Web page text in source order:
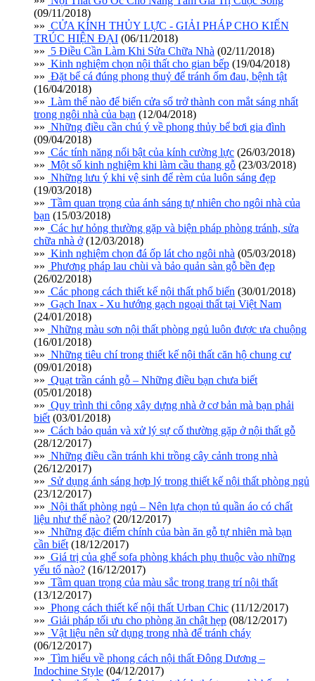
(09/11/2018)
»» CỬA KÍNH THỦY LỰC - GIẢI PHÁP CHO KIẾN
TRÚC HIỆN ĐẠI (06/11/2018)
»» 5 Điều Cần Làm Khi Sửa Chữa Nhà (02/11/2018)
»» Kinh nghiệm chọn nội thất cho gian bếp (19/04/2018)
»» Đặt bể cá đúng phong thuỷ để tránh ốm đau, bệnh tật
(16/04/2018)
»» Làm thế nào để biến cửa sổ trở thành con mắt sáng nhất
trong ngôi nhà của bạn (12/04/2018)
»» Những điều cần chú ý về phong thủy bể bơi gia đình
(09/04/2018)
»» Các tính năng nổi bật của kính cường lực (26/03/2018)
»» Một số kinh nghiệm khi làm cầu thang gỗ (23/03/2018)
»» Những lưu ý khi vệ sinh để rèm của luôn sáng đẹp
(19/03/2018)
»» Tầm quan trọng của ánh sáng tự nhiên cho ngôi nhà của
bạn (15/03/2018)
»» Các hư hỏng thường gặp và biện pháp phòng tránh, sửa
chữa nhà ở(12/03/2018)
»» Kinh nghiệm chọn đá ốp lát cho ngôi nhà (05/03/2018)
»» Phương pháp lau chùi và bảo quản sàn gỗ bền đẹp
(26/02/2018)
»» Các phong cách thiết kế nội thất phổ biến (30/01/2018)
»» Gạch Inax - Xu hướng gạch ngoại thất tại Việt Nam
(24/01/2018)
»» Những màu sơn nội thất phòng ngủ luôn được ưa chuộng
(16/01/2018)
»» Những tiêu chí trong thiết kế nội thất căn hộ chung cư
(09/01/2018)
»» Quạt trần cánh gỗ – Những điều bạn chưa biết
(05/01/2018)
»» Quy trình thi công xây dựng nhà ở cơ bản mà bạn phải
biết (03/01/2018)
»» Cách bảo quản và xử lý sự cố thường gặp ở nội thất gỗ
(28/12/2017)
»» Những điều cần tránh khi trồng cây cảnh trong nhà
(26/12/2017)
»» Sử dụng ánh sáng hợp lý trong thiết kế nội thất phòng ngủ
(23/12/2017)
»» Nội thất phòng ngủ – Nên lựa chọn tủ quần áo có chất
liệu như thế nào? (20/12/2017)
»» Những đặc điểm chính của bàn ăn gỗ tự nhiên mà bạn
cần biết (18/12/2017)
»» Giá trị của ghế sofa phòng khách phụ thuộc vào những
yếu tố nào? (16/12/2017)
»» Tầm quan trọng của màu sắc trong trang trí nội thất
(13/12/2017)
»» Phong cách thiết kế nội thất Urban Chic (11/12/2017)
»» Giải pháp tối ưu cho phòng ăn chật hẹp (08/12/2017)
»» Vật liệu nên sử dụng trong nhà để tránh cháy
(06/12/2017)
»» Tìm hiểu về phong cách nội thất Đông Dương –
Indochine Style (04/12/2017)